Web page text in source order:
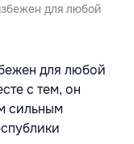
для любой
для любой
с тем, он
сильным